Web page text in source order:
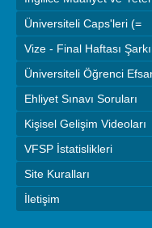
Üniversiteli Caps'leri (=
Vize - Final Haftası
Üniversiteli Öğrenci
Ehliyet Sınavı Soruları
Kişisel Gelişim Videoları
VFSP İstatislikleri
Site Kuralları
İletişim